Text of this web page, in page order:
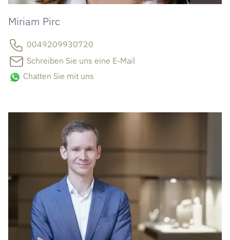
Miriam Pirc
0049209930720
Schreiben Sie uns eine E-Mail
Chatten Sie mit uns